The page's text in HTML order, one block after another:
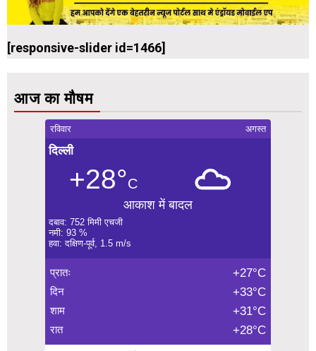
[responsive-slider id=1466]
आज का मौषम
रविवार अगस्त
दिल्ली
+28°C
आकाश में बादल
दबाव: 752 मिमी एचजी
नमी: 93 %
हवा: दक्षिण-पूर्व, 1.5 m/s
प्रातः +27°C
दिन +33°C
शाम +31°C
रात +28°C